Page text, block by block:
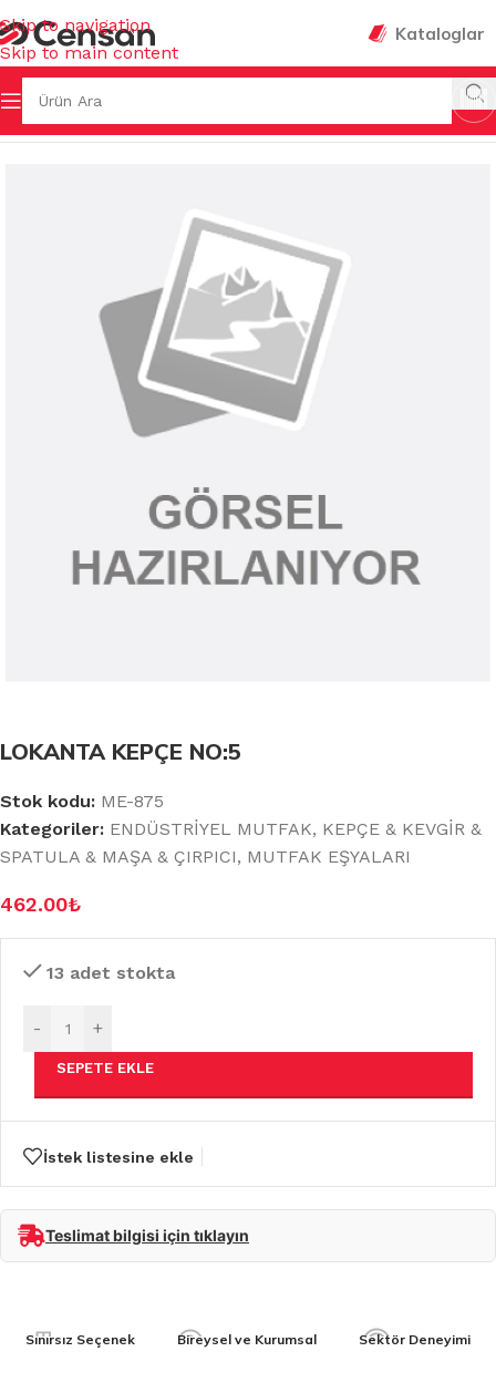
Skip to navigation
Skip to main content
Kataloglar
MUTFAK KEPÇE & KEVGİR & SPATULA & MAŞA & ÇIRPICI
LOKANTA KEPÇE NO:5
Stok kodu: ME-875
Kategoriler: ENDÜSTRİYEL MUTFAK, KEPÇE & KEVGİR &
SPATULA & MAŞA & ÇIRPICI, MUTFAK EŞYALARI
462.00₺
13 adet stokta
- +
SEPETE EKLE
İstek listesine ekle
Teslimat bilgisi için tıklayın
Sınırsız Seçenek Bireysel ve Kurumsal Sektör Deneyimi